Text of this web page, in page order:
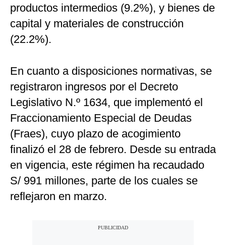
productos intermedios (9.2%), y bienes de
capital y materiales de construcción
(22.2%).
En cuanto a disposiciones normativas, se
registraron ingresos por el Decreto
Legislativo N.º 1634, que implementó el
Fraccionamiento Especial de Deudas
(Fraes), cuyo plazo de acogimiento
finalizó el 28 de febrero. Desde su entrada
en vigencia, este régimen ha recaudado
S/ 991 millones, parte de los cuales se
reflejaron en marzo.